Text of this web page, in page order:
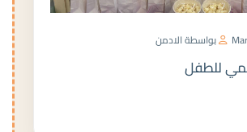
بواسطة الادمن
للطفل